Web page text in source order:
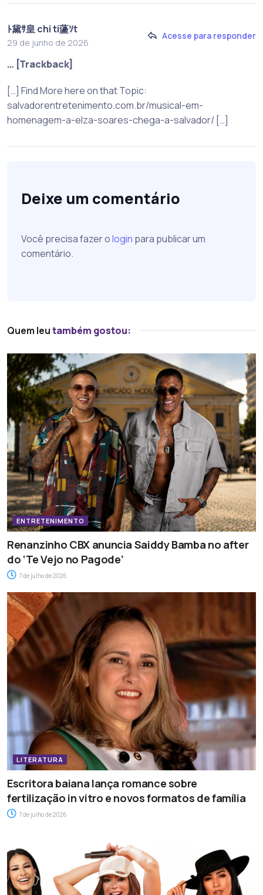
ﾄ黛ｻ皇 chi ti蘯ｿt
29 de junho de 2026
Acesse para responder
… [Trackback]
[…] Find More here on that Topic:
salvadorentretenimento.com.br/musical-em-
homenagem-a-elza-soares-chega-a-salvador/ […]
Deixe um comentário
Você precisa fazer ologin para publicar um
comentário.
Quem leutambém gostou:
ENTRETENIMENTO
Renanzinho CBX anuncia Saiddy Bamba no after
do ‘Te Vejo no Pagode’
7 de julho de 2026
LITERATURA
Escritora baiana lança romance sobre
fertilização in vitro e novos formatos de família
7 de julho de 2026